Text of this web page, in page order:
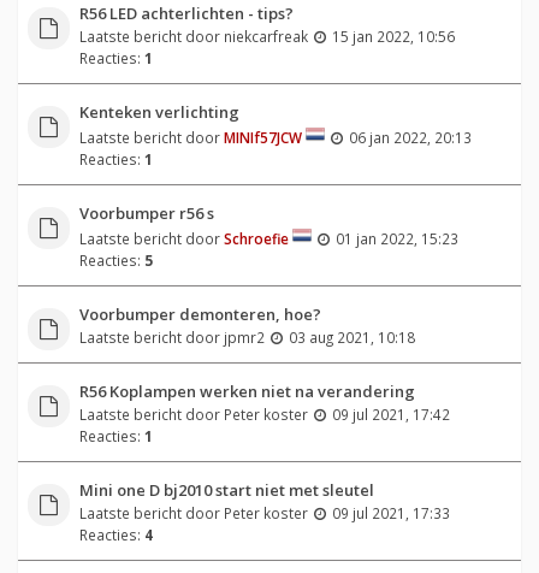
R56 LED achterlichten - tips?
Laatste bericht door niekcarfreak
15 jan 2022, 10:56
Reacties: 1
Kenteken verlichting
Laatste bericht doorMINIf57JCW
06 jan 2022, 20:13
Reacties: 1
Voorbumper r56 s
Laatste bericht doorSchroefie
01 jan 2022, 15:23
Reacties: 5
Voorbumper demonteren, hoe?
Laatste bericht door jpmr2 03 aug 2021, 10:18
R56 Koplampen werken niet na verandering
Laatste bericht door Peter koster
09 jul 2021, 17:42
Reacties: 1
Mini one D bj2010 start niet met sleutel
Laatste bericht door Peter koster
09 jul 2021, 17:33
Reacties: 4